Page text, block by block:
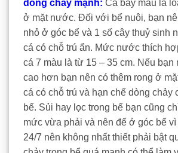
dòng chảy mạnh: Cá bảy màu là
ở mặt nước. Đối với bể nuôi, bạn
nhỏ ở góc bể và 1 số cây thuỷ sinh
cá có chỗ trú ẩn. Mức nước thích
cá 7 màu là từ 15 – 35 cm. Nếu bạn
cao hơn bạn nên có thêm rong ở
cá có chỗ trú và hạn chế dòng chảy
bể. Sủi hay lọc trong bể bạn cũng
mức vừa phải và nên để ở góc bể
24/7 nên không nhất thiết phải bật